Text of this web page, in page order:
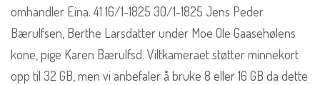
omhandler Eina. 41 16/1-1825 30/1-1825 Jens Peder
Bærulfsen, Berthe Larsdatter under Moe Ole Gaasehølens
kone, pige Karen Bærulfsd. Viltkameraet støtter minnekort
opp til 32 GB, men vi anbefaler å bruke 8 eller 16 GB da dette